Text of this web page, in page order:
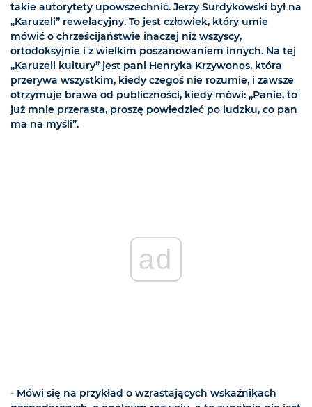
takie autorytety upowszechnić. Jerzy Surdykowski był na
„Karuzeli” rewelacyjny. To jest człowiek, który umie
mówić o chrześcijaństwie inaczej niż wszyscy,
ortodoksyjnie i z wielkim poszanowaniem innych. Na tej
„Karuzeli kultury” jest pani Henryka Krzywonos, która
przerywa wszystkim, kiedy czegoś nie rozumie, i zawsze
otrzymuje brawa od publiczności, kiedy mówi: „Panie, to
już mnie przerasta, proszę powiedzieć po ludzku, co pan
ma na myśli”.
ad
- Mówi się na przykład o wzrastających wskaźnikach